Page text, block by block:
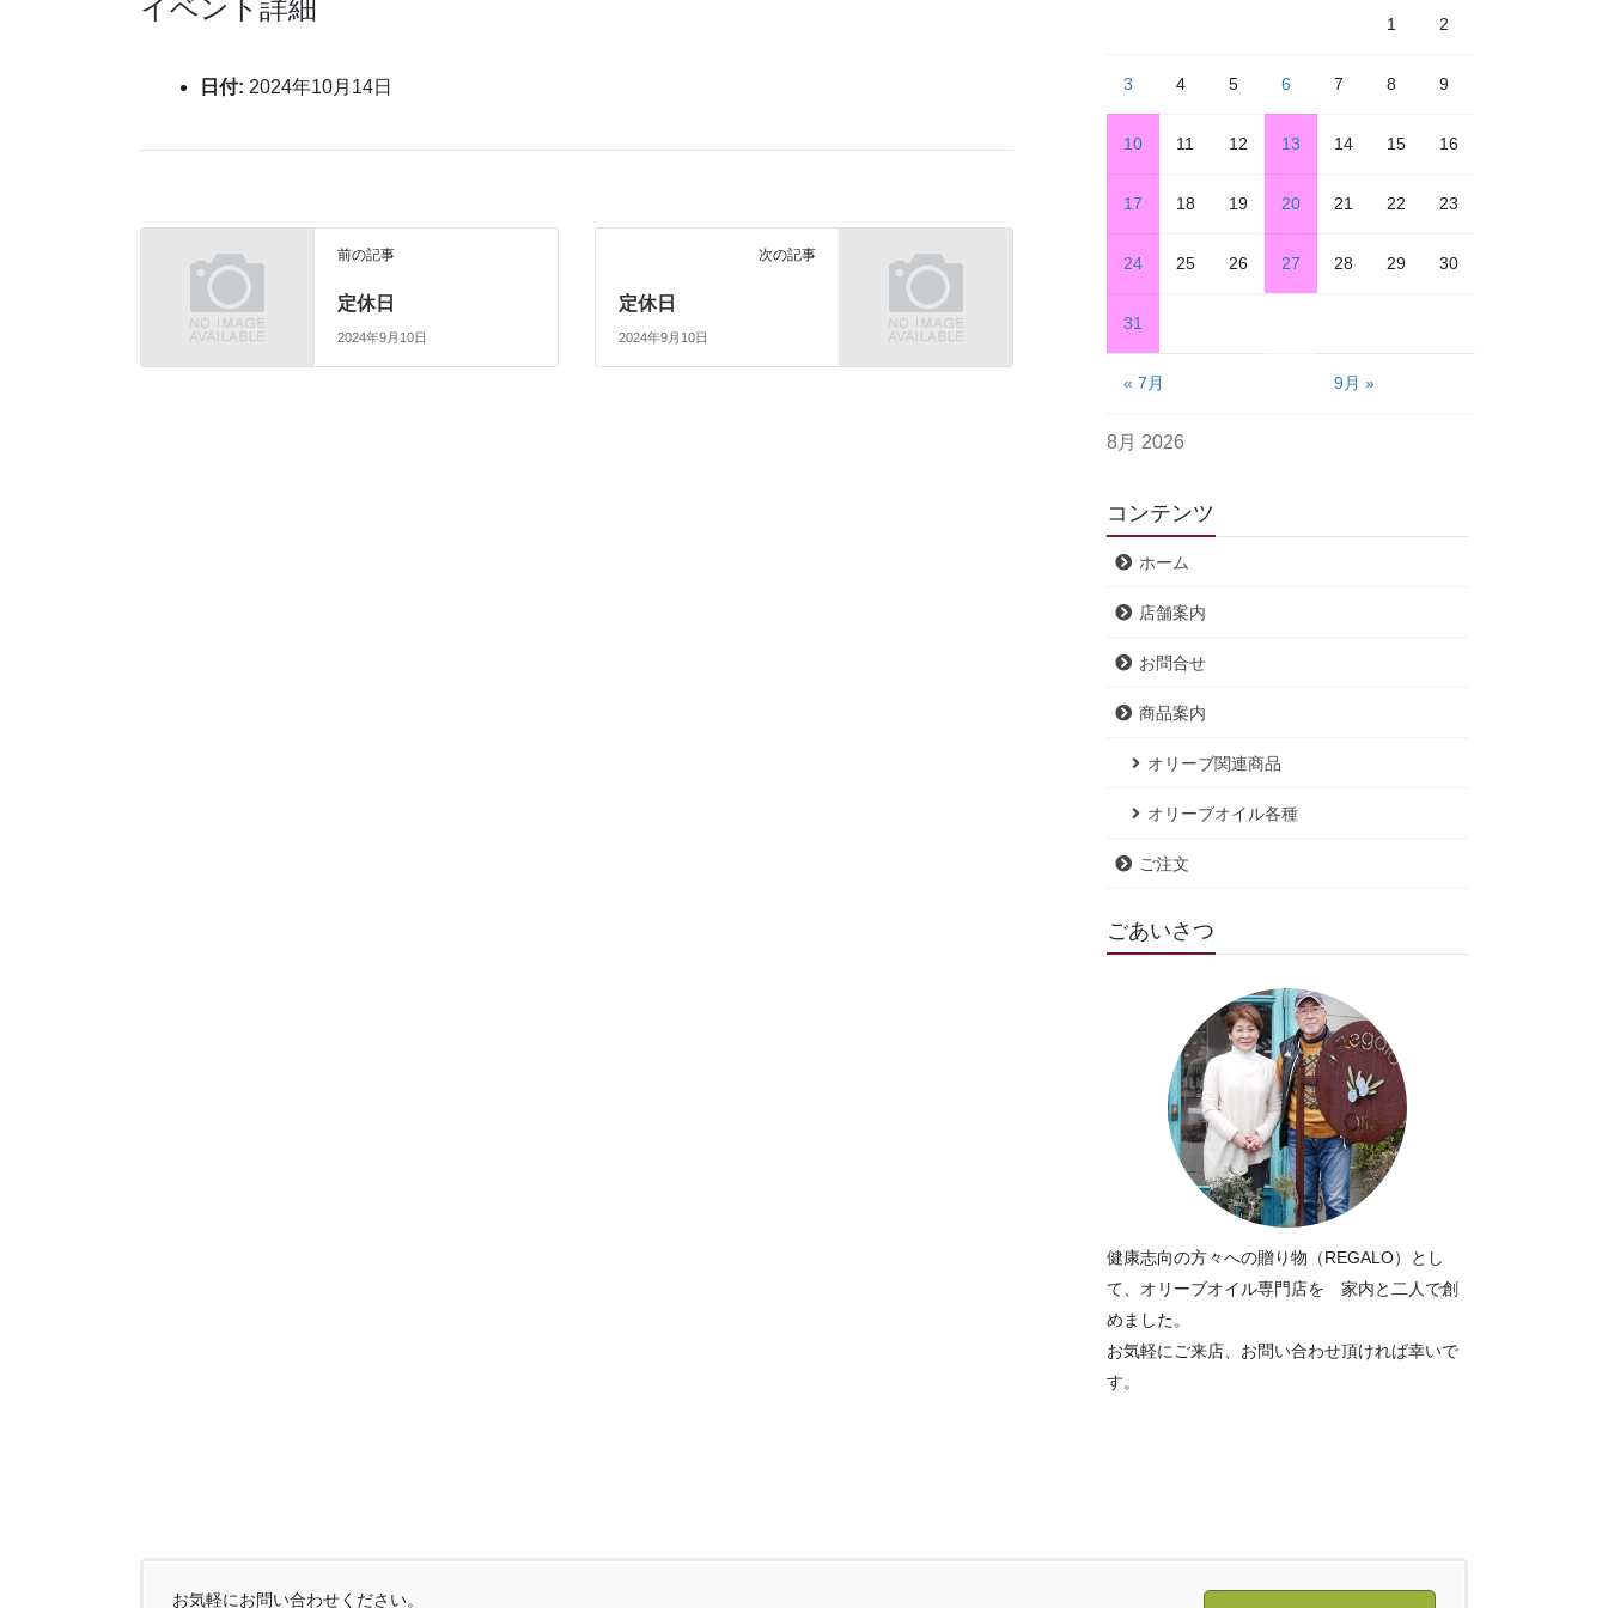
イベント詳細
日付: 2024年10月14日
前の記事
定休日
2024年9月10日
次の記事
定休日
2024年9月10日
8月 2026
1 2
3 4 5 6 7 8 9
10 11 12 13 14 15 16
17 18 19 20 21 22 23
24 25 26 27 28 29 30
31
« 7月 9月 »
コンテンツ
ホーム
店舗案内
お問合せ
商品案内
オリーブ関連商品
オリーブオイル各種
ご注文
ごあいさつ
健康志向の方々への贈り物（REGALO）とし
て、オリーブオイル専門店を 家内と二人で創
めました。
お気軽にご来店、お問い合わせ頂ければ幸いで
す。
お気軽にお問い合わせください。